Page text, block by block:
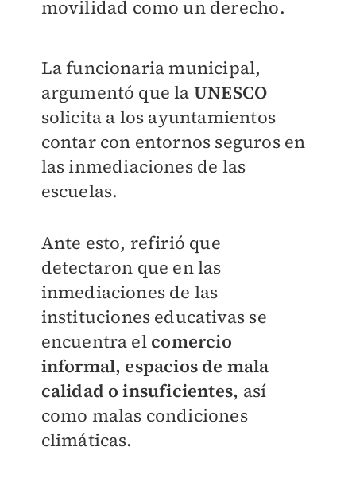
movilidad como un derecho.
La funcionaria municipal,
argumentó que la UNESCO
solicita a los ayuntamientos
contar con entornos seguros en
las inmediaciones de las
escuelas.
Ante esto, refirió que
detectaron que en las
inmediaciones de las
instituciones educativas se
encuentra el comercio
informal, espacios de mala
calidad o insuficientes, así
como malas condiciones
climáticas.